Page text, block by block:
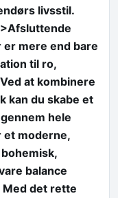
livsstil.
mere end bare
til ro,
at kombinere
kan du skabe et
hele
moderne,
balance
det rette